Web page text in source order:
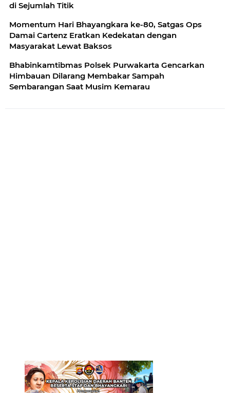
di Sejumlah Titik
Momentum Hari Bhayangkara ke-80, Satgas Ops
Damai Cartenz Eratkan Kedekatan dengan
Masyarakat Lewat Baksos
Bhabinkamtibmas Polsek Purwakarta Gencarkan
Himbauan Dilarang Membakar Sampah
Sembarangan Saat Musim Kemarau